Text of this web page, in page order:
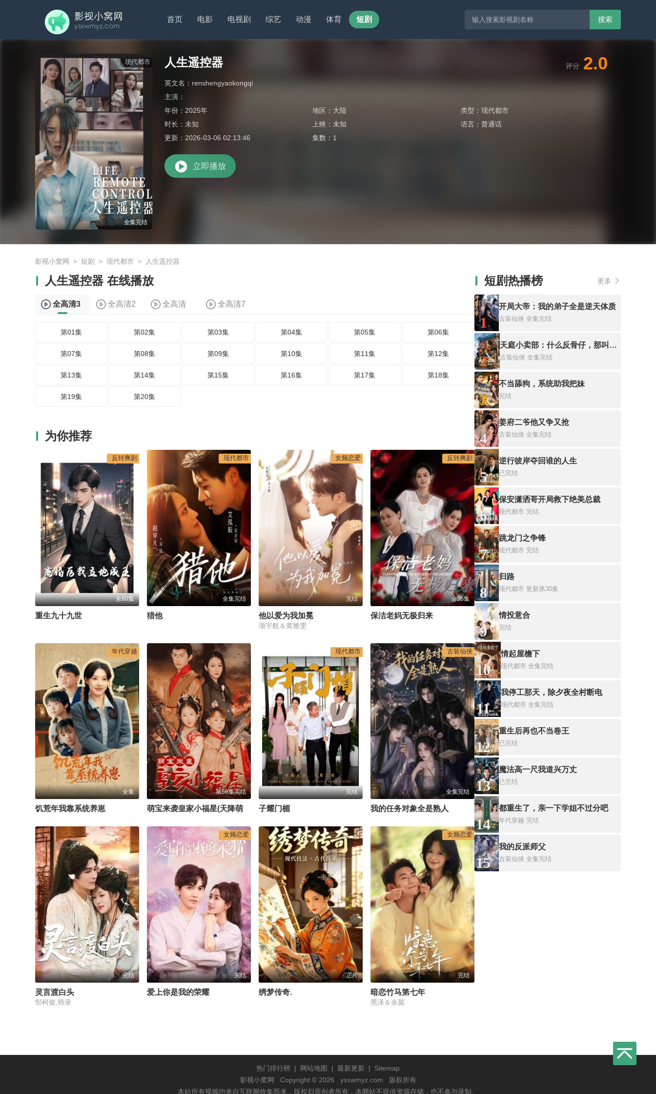
首页 电影 电视剧 综艺 动漫 体育 短剧 搜索
现代都市
全集完结
人生遥控器
英文名： renshengyaokongqi
主演：
年份： 2025年 地区： 大陆 类型： 现代都市
时长： 未知 上映： 未知 语言： 普通话
更新： 2026-03-06 02:13:46 集数： 1
评分 2.0
立即播放
影视小窝网 > 短剧 > 现代都市 > 人生遥控器
人生遥控器 在线播放
全高清3 全高清2 全高清 全高清7
第01集 第02集 第03集 第04集 第05集 第06集
第07集 第08集 第09集 第10集 第11集 第12集
第13集 第14集 第15集 第16集 第17集 第18集
第19集 第20集
为你推荐
反转爽剧
全80集
重生九十九世
现代都市
全集完结
猎他
女频恋爱
完结
他以爱为我加冕
项宇航＆黄雅雯
反转爽剧
全36集
保洁老妈无极归来
年代穿越
全集
饥荒年我靠系统养崽
第56集完结
现代都市
完结
子耀门楣
古装仙侠
全集完结
我的任务对象全是熟人
完结
灵言渡白头
邹柯俊,韩录
女频恋爱
完结
爱上你是我的荣耀
正片
绣梦传奇.
女频恋爱
完结
暗恋竹马第七年
黑泽＆余茵
短剧热播榜 更多
1
开局大帝：我的弟子全是逆天体质
古装仙侠 全集完结
2
天庭小卖部：什么反骨仔，那叫打工仔！
古装仙侠 全集完结
3
不当舔狗，系统助我把妹
完结
4
姜府二爷他又争又抢
古装仙侠 全集完结
5
逆行彼岸夺回谁的人生
已完结
6
保安潇洒哥开局救下绝美总裁
现代都市 完结
7
跳龙门之争锋
现代都市 完结
8
归路
现代都市 更新第30集
9
情投意合
完结
10
情起屋檐下
现代都市 全集完结
11
我停工那天，除夕夜全村断电
现代都市 全集完结
12
重生后再也不当卷王
已完结
13
魔法高一尺我道兴万丈
已完结
14
都重生了，亲一下学姐不过分吧
年代穿越 完结
15
我的反派师父
古装仙侠 全集完结
热门排行榜 | 网站地图 | 最新更新 |
Sitemap
影视小窝网
Copyright © 2026 ysxwmyz.com
版权所有
本站所有视频均来自互联网收集而来，版权归原创者所有，本网站不提供资源存储，也不参与录制。